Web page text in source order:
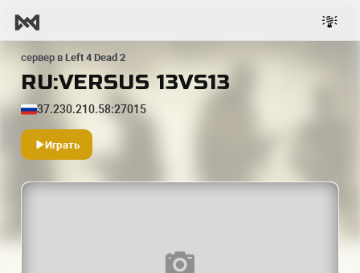
сервер в Left 4 Dead 2
RU:VERSUS 13VS13
37.230.210.58:27015
Играть